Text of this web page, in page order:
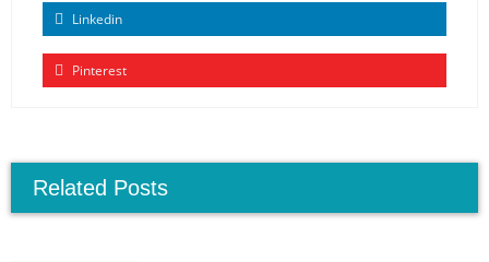
Linkedin
Pinterest
Related Posts